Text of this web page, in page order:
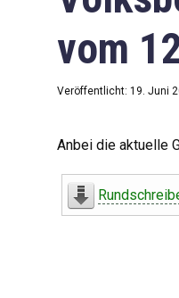
vom
Veröffentlicht: 19. Juni
Anbei die aktuelle